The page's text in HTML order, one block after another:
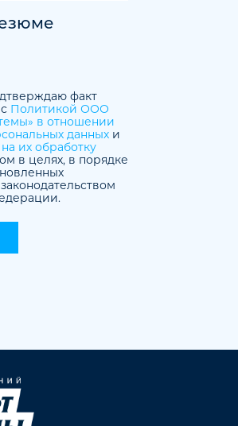
факт
Политикой ООО
в отношении
данных и
их обработку
в целях, в порядке